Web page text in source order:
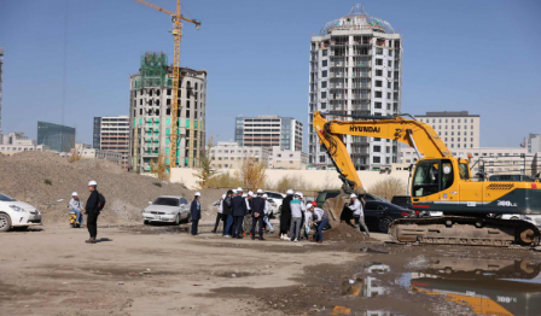
Үзэл бодол
Спорт
Нийгэм
Дэлхий